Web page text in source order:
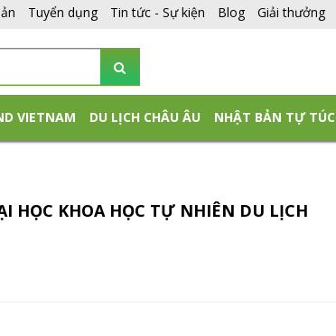
Tuyển dụng Tin tức - Sự kiện Blog Giải thưởng
VIETNAM DU LỊCH CHÂU ÂU NHẬT BẢN TỰ TÚC
HỌC KHOA HỌC TỰ NHIÊN DU LỊCH